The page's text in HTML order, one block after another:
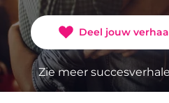
Deel jouw
Zie meer